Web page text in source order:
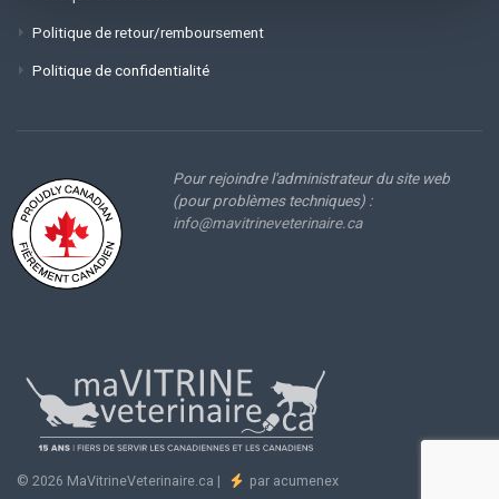
Politique de retour/remboursement
Politique de confidentialité
Pour rejoindre l'administrateur du site web
(pour problèmes techniques) :
info@mavitrineveterinaire.ca
© 2026 MaVitrineVeterinaire.ca | par acumenex